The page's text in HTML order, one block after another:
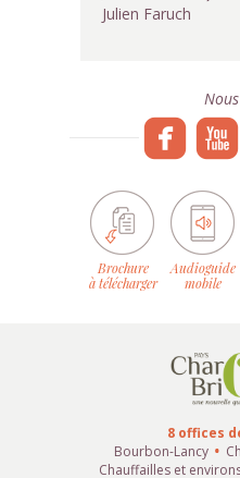
Julien Faruch
Brochure
à télécharger
Audioguide
mobile
8 offices
Bourbon-Lancy
Chauffailles et